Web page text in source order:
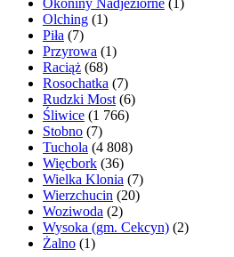
Olching (1)
Piła (7)
Przyrowa (1)
Raciąż (68)
Rosochatka (7)
Rudzki Most (6)
Śliwice (1 766)
Stobno (7)
Tuchola (4 808)
Więcbork (36)
Wielka Klonia (7)
Wierzchucin (20)
Woziwoda (2)
Wysoka (gm. Cekcyn) (2)
Żalno (1)